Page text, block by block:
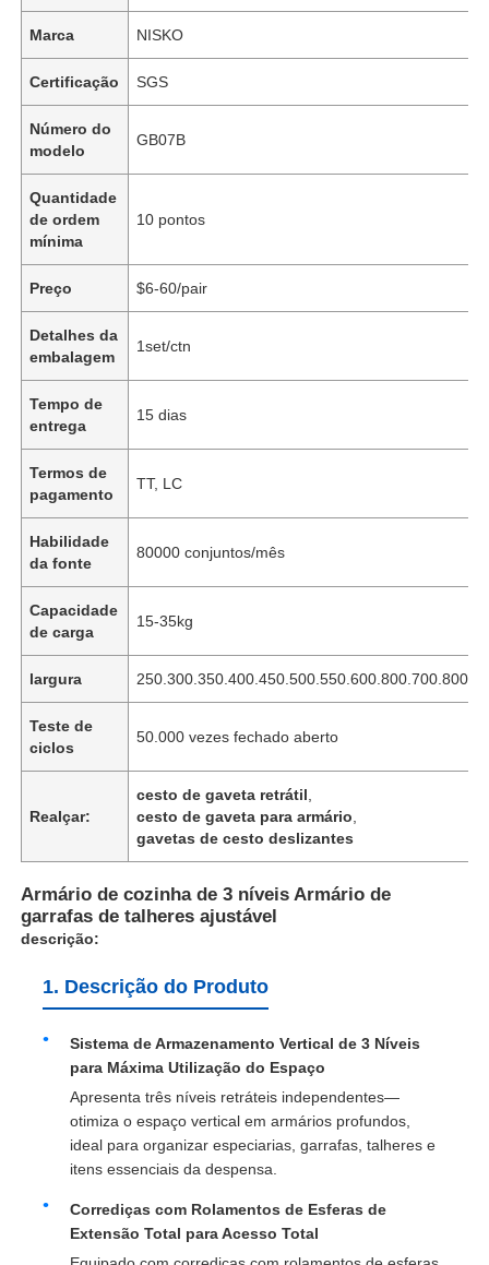
Marca NISKO
Certificação SGS
Número do
modelo
GB07B
Quantidade
de ordem
mínima
10 pontos
Preço $6-60/pair
Detalhes da
embalagem
1set/ctn
Tempo de
entrega
15 dias
Termos de
pagamento
TT, LC
Habilidade
da fonte
80000 conjuntos/mês
Capacidade
de carga
15-35kg
largura
Teste de
ciclos
50.000 vezes fechado aberto
Realçar:
cesto de gaveta retrátil
cesto de gaveta para armário
gavetas de cesto deslizantes
Armário de cozinha de 3 níveis Armário de
garrafas de talheres ajustável
descrição:
1. Descrição do Produto
Sistema de Armazenamento Vertical de 3 Níveis
para Máxima Utilização do Espaço
Apresenta três níveis retráteis independentes—
otimiza o espaço vertical em armários profundos,
ideal para organizar especiarias, garrafas, talheres e
itens essenciais da despensa.
Corrediças com Rolamentos de Esferas de
Extensão Total para Acesso Total